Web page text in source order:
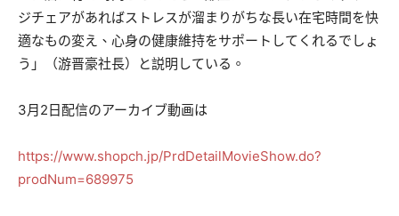
ジチェアがあればストレスが溜まりがちな長い在宅時間を快
適なもの変え、心身の健康維持をサポートしてくれるでしょ
う」（游晋豪社長）と説明している。
3月2日配信のアーカイブ動画は
https://www.shopch.jp/PrdDetailMovieShow.do?
prodNum=689975